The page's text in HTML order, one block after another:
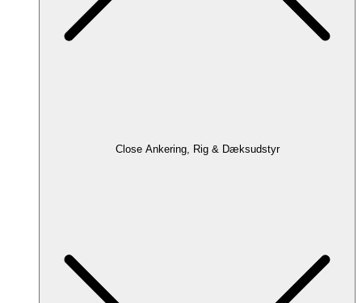
Close Ankering, Rig & Dæksudstyr